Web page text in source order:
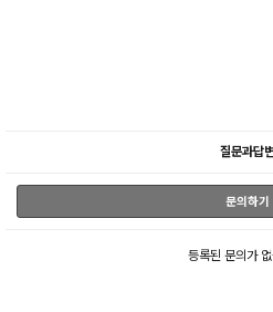
질문과답
문의하기
등록된 문의가